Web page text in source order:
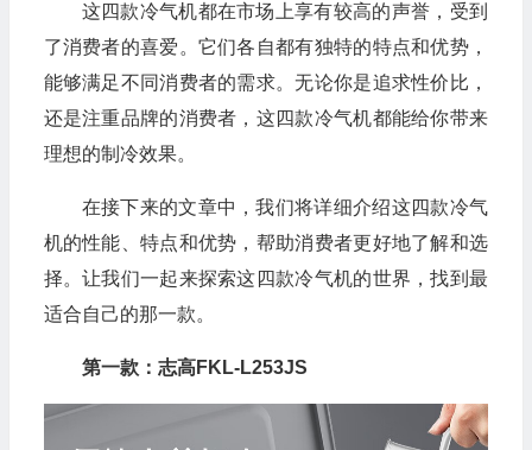
这四款冷气机都在市场上享有较高的声誉，受到
了消费者的喜爱。它们各自都有独特的特点和优势，
能够满足不同消费者的需求。无论你是追求性价比，
还是注重品牌的消费者，这四款冷气机都能给你带来
理想的制冷效果。
在接下来的文章中，我们将详细介绍这四款冷气
机的性能、特点和优势，帮助消费者更好地了解和选
择。让我们一起来探索这四款冷气机的世界，找到最
适合自己的那一款。
第一款：志高FKL-L253JS